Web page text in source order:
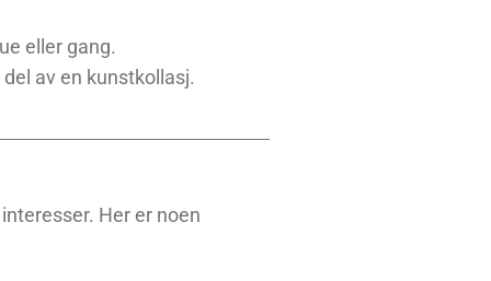
eller gang.
av en kunstkollasj.
Her er noen